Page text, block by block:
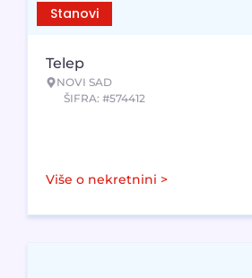
Stanovi
Telep
NOVI SAD
ŠIFRA: #574412
Više o nekretnini >